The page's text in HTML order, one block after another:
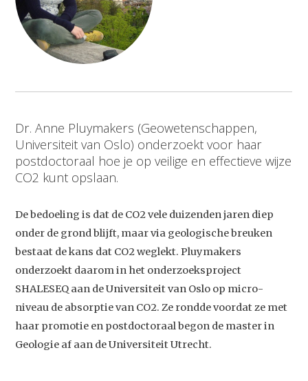
Studium Generale
Home
Agenda
Dr. Anne Pluymakers (Geowetenschappen,
Universiteit van Oslo) onderzoekt voor haar
postdoctoraal hoe je op veilige en effectieve wijze
CO2 kunt opslaan.
De bedoeling is dat de CO2 vele duizenden jaren diep
onder de grond blijft, maar via geologische breuken
bestaat de kans dat CO2 weglekt. Pluymakers
onderzoekt daarom in het onderzoeksproject
SHALESEQ aan de Universiteit van Oslo op micro-
niveau de absorptie van CO2. Ze rondde voordat ze met
haar promotie en postdoctoraal begon de master in
Geologie af aan de Universiteit Utrecht.